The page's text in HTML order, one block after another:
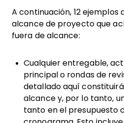
A continuación, 12 ejemplos
alcance de proyecto que
fuera de alcance:
Cualquier entregable,
principal o rondas de
detallado aquí
alcance y, por lo tanto,
tanto en el presupuesto